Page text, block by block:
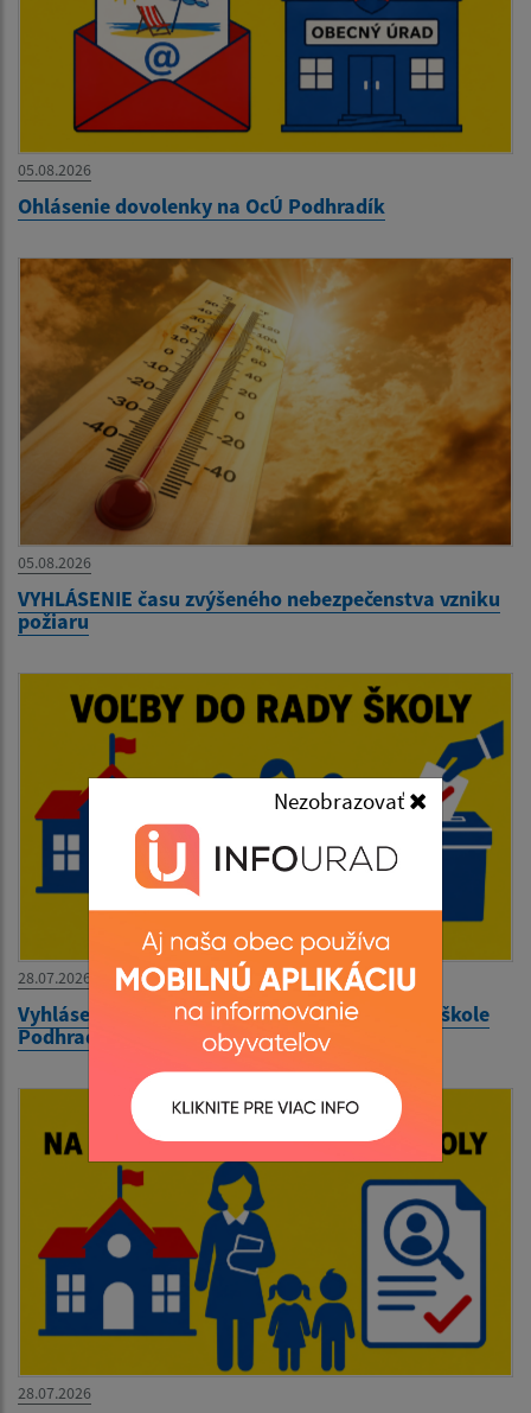
Nezobrazovať
05.08.2026
Ohlásenie dovolenky na OcÚ Podhradík
05.08.2026
VYHLÁSENIE času zvýšeného nebezpečenstva vzniku
požiaru
28.07.2026
Vyhlásenie volieb do rady školy pri Materskej škole
Podhradík
28.07.2026